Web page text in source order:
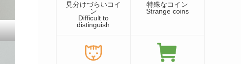
見分けづらいコイ
ン
Difficult to
distinguish
特殊なコイン
Strange coins